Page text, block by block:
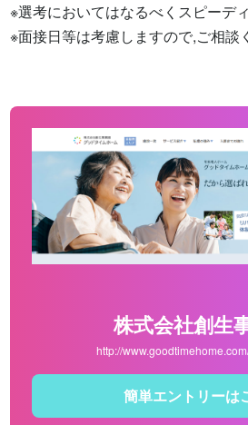
※選考においてはなるべくスピーデ
※面接日等は考慮しますので,ご相談
株式会社創生
http://
簡単エントリーは